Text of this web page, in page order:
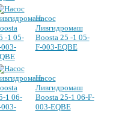
Насос
Ливгидромаш
Boosta 25 -1 05-
F-003-EQBE
Насос
Ливгидромаш
Boosta 25-1 06-F-
003-EQBE